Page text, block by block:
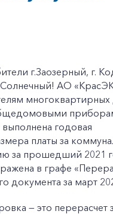
г.Заозерный, г.
АО
годовая
платы за
за прошедший 2021
в графе
документа за март
— это перерасчет